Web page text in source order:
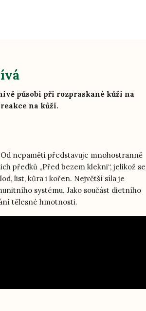
působí při rozpraskané kůži na
na kůži.
nepaměti představuje mnohostranně
předků „Před bezem klekni“, jelikož se
list, kůra i kořen. Největší síla je
systému. Jako součást dietního
tělesné hmotnosti.